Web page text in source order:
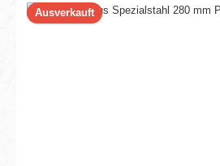
Ausverkauft